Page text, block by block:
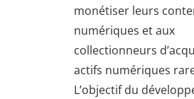
monétiser leurs
numériques et aux
collectionneurs
actifs numériques
L’objectif du